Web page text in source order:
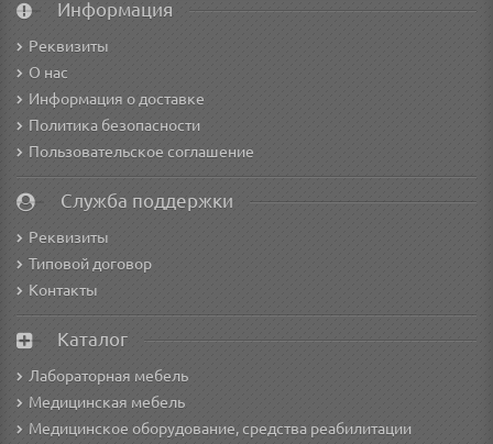
Информация
Реквизиты
О нас
Информация о доставке
Политика безопасности
Пользовательское соглашение
Служба поддержки
Реквизиты
Типовой договор
Контакты
Каталог
Лабораторная мебель
Медицинская мебель
Медицинское оборудование, средства реабилитации